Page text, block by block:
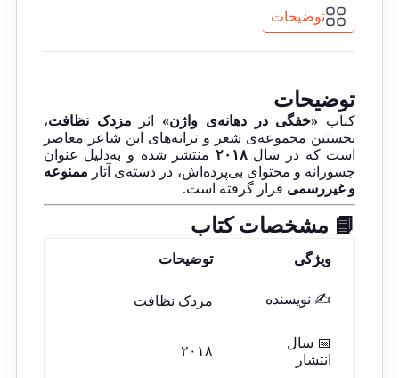
توضیحات
توضیحات
کتاب «خفگی در دهانه‌ی واژن» اثر مزدک نظافت،
نخستین مجموعه‌ی شعر و ترانه‌های این شاعر معاصر
است که در سال۲۰۱۸ منتشر شده و به‌دلیل عنوان
جسورانه و محتوای بی‌پرده‌اش، در دسته‌ی آثار ممنوعه
و غیررسمی قرار گرفته است.
📘 مشخصات کتاب
ویژگی توضیحات
✍️ نویسنده مزدک نظافت
📅 سال
انتشار
۲۰۱۸